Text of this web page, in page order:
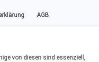
AGB
von diesen sind essenziell,